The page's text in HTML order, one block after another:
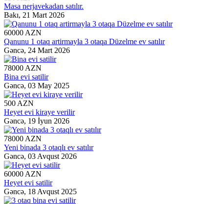
Masa nerjavekadan satılır.
Bakı, 21 Mart 2026
60000 AZN
Qanunu 1 otaq artirmayla 3 otaqa Düzelme ev satılır
Gəncə, 24 Mart 2026
78000 AZN
Bina evi satilir
Gəncə, 03 May 2025
500 AZN
Heyet evi kiraye verilir
Gəncə, 19 İyun 2026
78000 AZN
Yeni binada 3 otaqlı ev satılır
Gəncə, 03 Avqust 2026
60000 AZN
Heyet evi satilir
Gəncə, 18 Avqust 2025